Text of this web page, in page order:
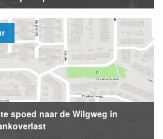
spoed naar de Wilgweg in